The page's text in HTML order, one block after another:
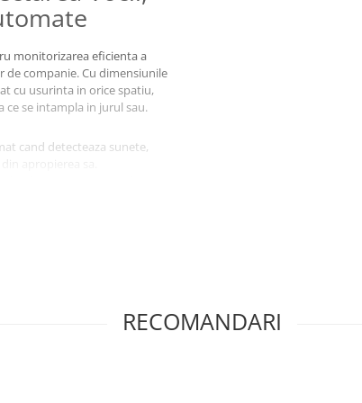
monitorizarea eficienta a
companie. Cu dimensiunile
cu usurinta in orice spatiu,
se intampla in jurul sau.
cand detecteaza sunete,
turn GSM pentru a oferi o
functii precum controlulRECOMANDARI